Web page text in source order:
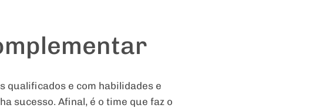
e com habilidades e
sucesso. Afinal, é o time que faz o